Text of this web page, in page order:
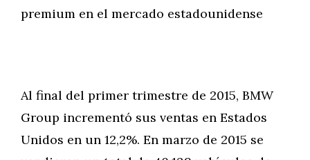
premium en el mercado estadounidense
Al final del primer trimestre de 2015, BMW
Group incrementó sus ventas en Estados
Unidos en un 12,2%. En marzo de 2015 se